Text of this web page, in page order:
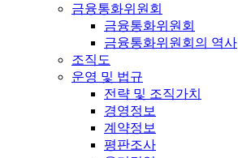
금융통화위원회
금융통화위원회
금융통화위원회의 역사
조직도
운영 및 법규
전략 및 조직가치
경영정보
계약정보
평판조사